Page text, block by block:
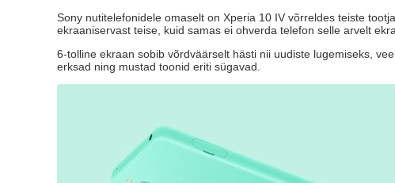
Sony nutitelefonidele omaselt on Xperia 10 IV võrreldes teiste
ekraaniservast teise, kuid samas ei ohverda telefon selle arvelt
6-tolline ekraan sobib võrdväärselt hästi nii uudiste lugemiseks,
erksad ning mustad toonid eriti sügavad.